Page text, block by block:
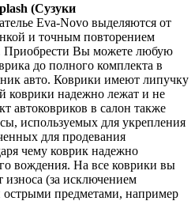
(Сузуки
Eva-Novo выделяются от
и точным повторением
Приобрести Вы можете любую
до полного комплекта в
авто. Коврики имеют липучку
коврики надежно лежат и не
автоковриков в салон также
используемых для укрепления
для продевания
чему коврик надежно
вождения. На все коврики вы
износа (за исключением
предметами, например